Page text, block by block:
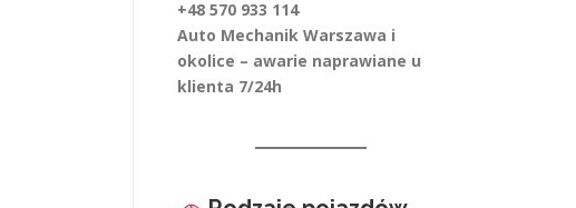
+48 570 933 114
Auto Mechanik Warszawa i
okolice – awarie naprawiane u
klienta 7/24h